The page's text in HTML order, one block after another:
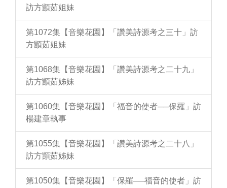
訪方顗茹姐妹
第1072集【音樂花園】「讚美詩源考之三十」訪
方顗茹姐妹
第1068集【音樂花園】「讚美詩源考之二十九」
訪方顗茹姊妹
第1060集【音樂花園】「福音的使者──保羅」訪
楊建章執事
第1055集【音樂花園】「讚美詩源考之二十八」
訪方顗茹姊妹
第1050集【音樂花園】「保羅──福音的使者」訪